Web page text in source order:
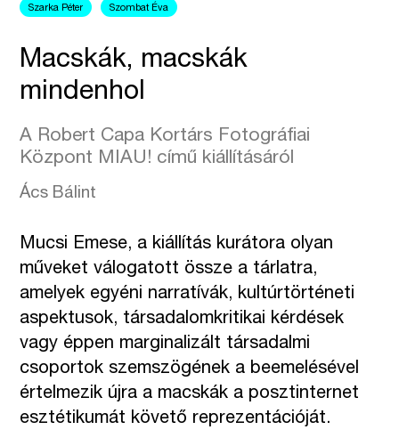
Szarka Péter Szombat Éva
Macskák, macskák
mindenhol
A Robert Capa Kortárs Fotográfiai
Központ MIAU! című kiállításáról
Ács Bálint
Mucsi Emese, a kiállítás kurátora olyan
műveket válogatott össze a tárlatra,
amelyek egyéni narratívák, kultúrtörténeti
aspektusok, társadalomkritikai kérdések
vagy éppen marginalizált társadalmi
csoportok szemszögének a beemelésével
értelmezik újra a macskák a posztinternet
esztétikumát követő reprezentációját.